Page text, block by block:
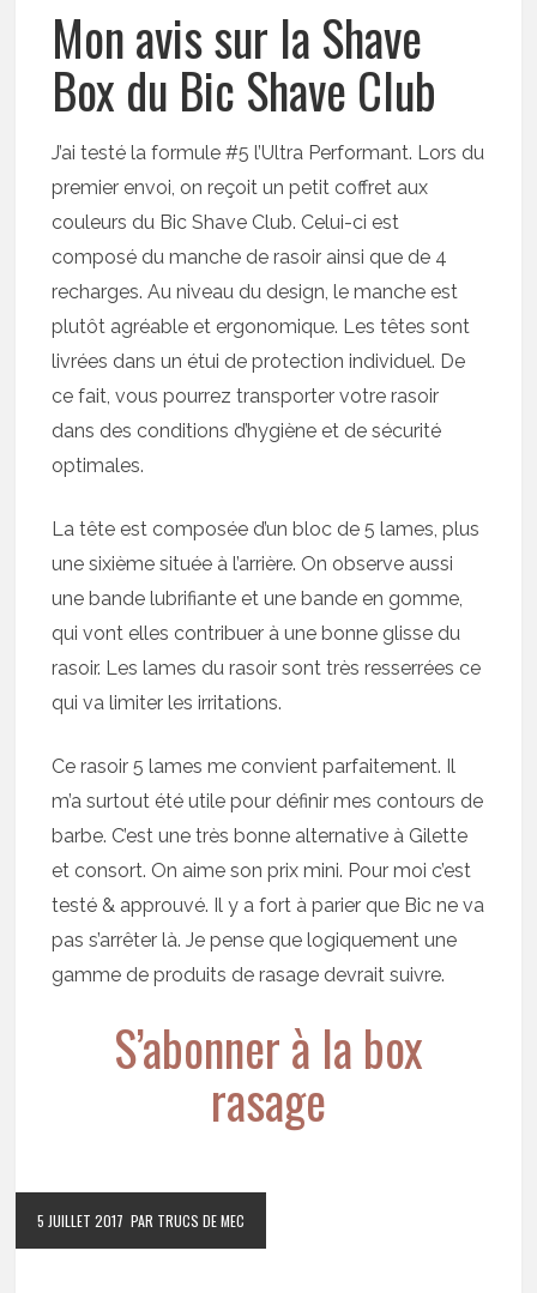
Mon avis sur la Shave
Box du Bic Shave Club
J’ai testé la formule #5 l’Ultra Performant. Lors du
premier envoi, on reçoit un petit coffret aux
couleurs du Bic Shave Club. Celui-ci est
composé du manche de rasoir ainsi que de 4
recharges. Au niveau du design, le manche est
plutôt agréable et ergonomique. Les têtes sont
livrées dans un étui de protection individuel. De
ce fait, vous pourrez transporter votre rasoir
dans des conditions d’hygiène et de sécurité
optimales.
La tête est composée d’un bloc de 5 lames, plus
une sixième située à l’arrière. On observe aussi
une bande lubrifiante et une bande en gomme,
qui vont elles contribuer à une bonne glisse du
rasoir. Les lames du rasoir sont très resserrées ce
qui va limiter les irritations.
Ce rasoir 5 lames me convient parfaitement. Il
m’a surtout été utile pour définir mes contours de
barbe. C’est une très bonne alternative à Gilette
et consort. On aime son prix mini. Pour moi c’est
testé & approuvé. Il y a fort à parier que Bic ne va
pas s’arrêter là. Je pense que logiquement une
gamme de produits de rasage devrait suivre.
S’abonner à la box
rasage
5 JUILLET 2017 PAR TRUCS DE MEC